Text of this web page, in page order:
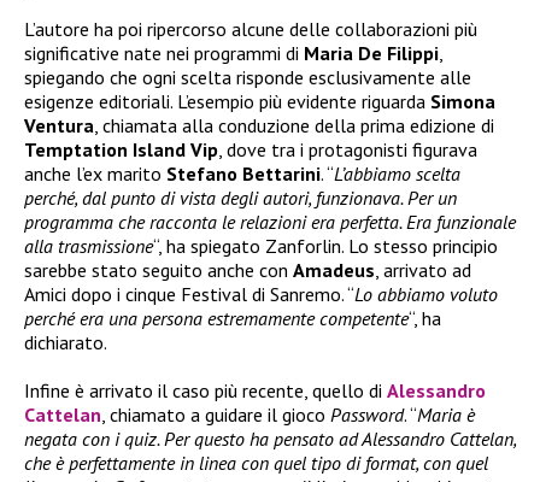
L’autore ha poi ripercorso alcune delle collaborazioni più
significative nate nei programmi di Maria De Filippi,
spiegando che ogni scelta risponde esclusivamente alle
esigenze editoriali. L’esempio più evidente riguarda Simona
Ventura, chiamata alla conduzione della prima edizione di
Temptation Island Vip, dove tra i protagonisti figurava
anche l’ex marito Stefano Bettarini. “L’abbiamo scelta
perché, dal punto di vista degli autori, funzionava. Per un
programma che racconta le relazioni era perfetta. Era funzionale
alla trasmissione“, ha spiegato Zanforlin. Lo stesso principio
sarebbe stato seguito anche con Amadeus, arrivato ad
Amici dopo i cinque Festival di Sanremo. “Lo abbiamo voluto
perché era una persona estremamente competente“, ha
dichiarato.
Infine è arrivato il caso più recente, quello di Alessandro
Cattelan, chiamato a guidare il gioco Password. “Maria è
negata con i quiz. Per questo ha pensato ad Alessandro Cattelan,
che è perfettamente in linea con quel tipo di format, con quel